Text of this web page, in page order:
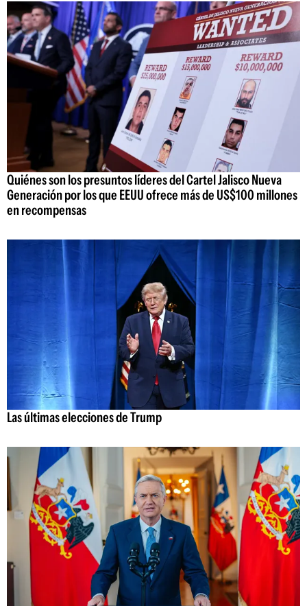
Quiénes son los presuntos líderes del Cartel Jalisco Nueva
Generación por los que EEUU ofrece más de US$100 millones
en recompensas
Las últimas elecciones de Trump